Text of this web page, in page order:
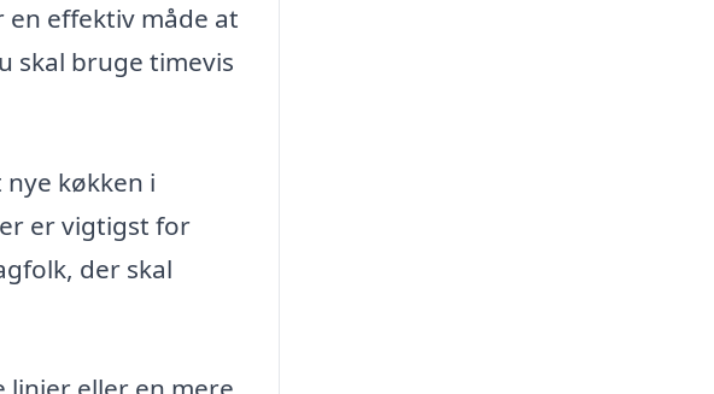
effektiv måde at
skal bruge timevis
køkken i
er vigtigst for
der skal